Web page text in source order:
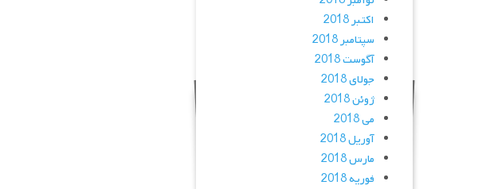
اکتبر 2018
سپتامبر 2018
آگوست 2018
جولای 2018
ژوئن 2018
می 2018
آوریل 2018
مارس 2018
فوریه 2018